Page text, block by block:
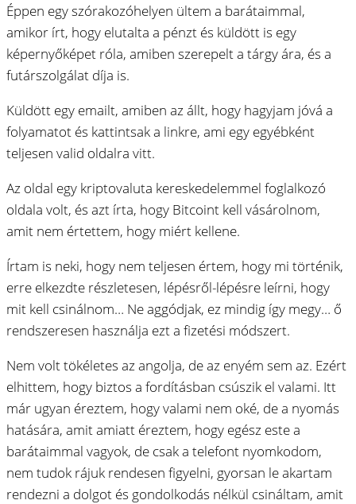
Éppen egy szórakozóhelyen ültem a barátaimmal,
amikor írt, hogy elutalta a pénzt és küldött is egy
képernyőképet róla, amiben szerepelt a tárgy ára, és a
futárszolgálat díja is.
Küldött egy emailt, amiben az állt, hogy hagyjam jóvá a
folyamatot és kattintsak a linkre, ami egy egyébként
teljesen valid oldalra vitt.
Az oldal egy kriptovaluta kereskedelemmel foglalkozó
oldala volt, és azt írta, hogy Bitcoint kell vásárolnom,
amit nem értettem, hogy miért kellene.
Írtam is neki, hogy nem teljesen értem, hogy mi történik,
erre elkezdte részletesen, lépésről-lépésre leírni, hogy
mit kell csinálnom… Ne aggódjak, ez mindig így megy… ő
rendszeresen használja ezt a fizetési módszert.
Nem volt tökéletes az angolja, de az enyém sem az. Ezért
elhittem, hogy biztos a fordításban csúszik el valami. Itt
már ugyan éreztem, hogy valami nem oké, de a nyomás
hatására, amit amiatt éreztem, hogy egész este a
barátaimmal vagyok, de csak a telefont nyomkodom,
nem tudok rájuk rendesen figyelni, gyorsan le akartam
rendezni a dolgot és gondolkodás nélkül csináltam, amit